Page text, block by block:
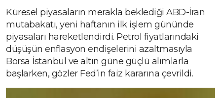
Küresel piyasaların merakla beklediği ABD-İran
mutabakatı, yeni haftanın ilk işlem gününde
piyasaları hareketlendirdi. Petrol fiyatlarındaki
düşüşün enflasyon endişelerini azaltmasıyla
Borsa İstanbul ve altın güne güçlü alımlarla
başlarken, gözler Fed’in faiz kararına çevrildi.